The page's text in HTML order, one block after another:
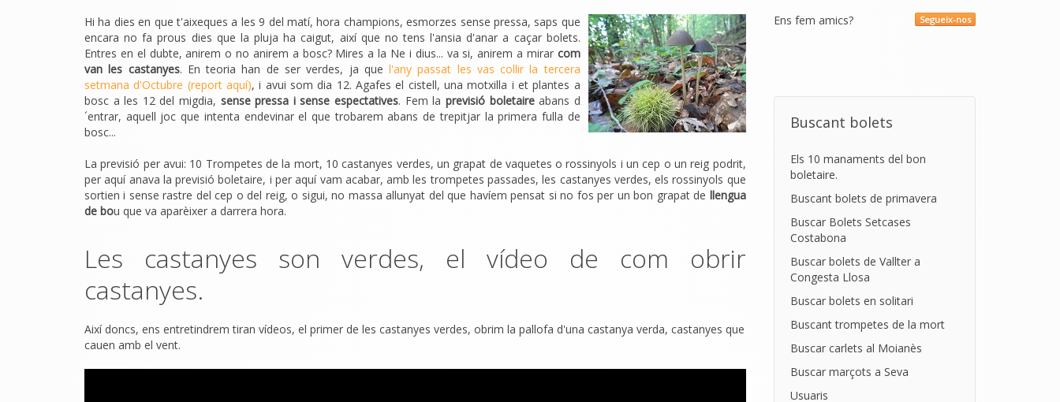
Hi ha dies en que t'aixeques a les 9 del matí, hora champions, esmorzes sense pressa, saps que
encara no fa prous dies que la pluja ha caigut, així que no tens l'ansia d'anar a caçar bolets.
Entres en el dubte, anirem o no anirem a bosc? Mires a la Ne i dius... va si, anirem a mirar com
van les castanyes. En teoria han de ser verdes, ja que l'any passat les vas collir la tercera
setmana d'Octubre (report aquí), i avui som dia 12. Agafes el cistell, una motxilla i et plantes a
bosc a les 12 del migdia, sense pressa i sense espectatives. Fem la previsió boletaireabans d
´entrar, aquell joc que intenta endevinar el que trobarem abans de trepitjar la primera fulla de
bosc...
La previsió per avui: 10 Trompetes de la mort, 10 castanyes verdes, un grapat de vaquetes o rossinyols i un cep o un reig podrit,
per aquí anava la previsió boletaire, i per aquí vam acabar, amb les trompetes passades, les castanyes verdes, els rossinyols que
sortien i sense rastre del cep o del reig, o sigui, no massa allunyat del que havíem pensat si no fos per un bon grapat de llengua
de bou que va aparèixer a darrera hora.
Les castanyes son verdes, el vídeo de com obrir
castanyes.
Així doncs, ens entretindrem tiran vídeos, el primer de les castanyes verdes, obrim la pallofa d'una castanya verda, castanyes que
cauen amb el vent.
Segueix-nos
Ens fem amics?
Buscant bolets
Els 10 manaments del bon
boletaire.
Buscant bolets de primavera
Buscar Bolets Setcases
Costabona
Buscar bolets de Vallter a
Congesta Llosa
Buscar bolets en solitari
Buscant trompetes de la mort
Buscar carlets al Moianès
Buscar marçots a Seva
Usuaris